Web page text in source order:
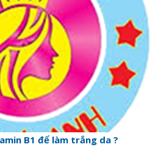
B1 để làm trắng da ?